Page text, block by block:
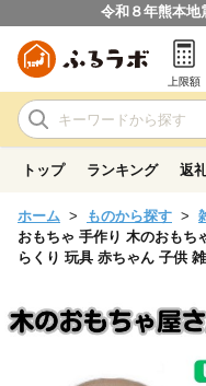
令和８年熊本地
上限額
トップ ランキング 返
ホーム ものから探す
おもちゃ 手作り 木のおもち
らくり 玩具 赤ちゃん 子供